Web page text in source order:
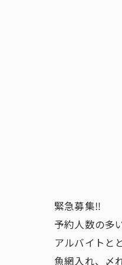
緊急募集‼️
予約人数の多
アルバイトと
魚網入れ、〆